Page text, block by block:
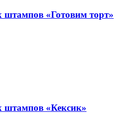
«Готовим торт»
штампов «Кексик»